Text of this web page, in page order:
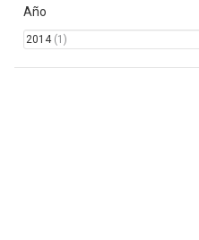
Año
2014(1)